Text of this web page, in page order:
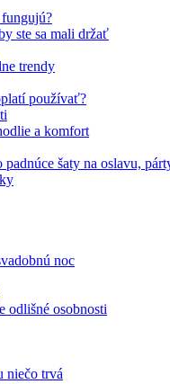
ste sa mali držať
trendy
používať?
a komfort
šaty na oslavu,
noc
odlišné osobnosti
niečo trvá